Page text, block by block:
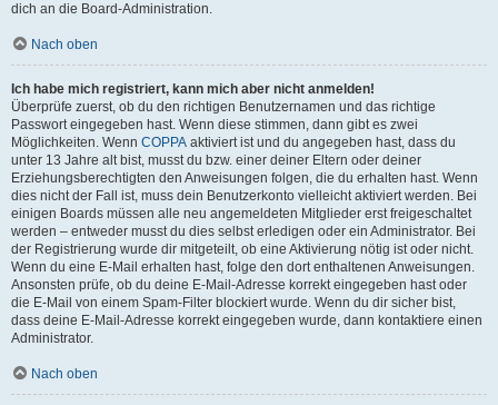
dich an die Board-Administration.
Nach oben
Ich habe mich registriert, kann mich aber nicht anmelden!
Überprüfe zuerst, ob du den richtigen Benutzernamen und das richtige
Passwort eingegeben hast. Wenn diese stimmen, dann gibt es zwei
Möglichkeiten. Wenn COPPA aktiviert ist und du angegeben hast, dass du
unter 13 Jahre alt bist, musst du bzw. einer deiner Eltern oder deiner
Erziehungsberechtigten den Anweisungen folgen, die du erhalten hast. Wenn
dies nicht der Fall ist, muss dein Benutzerkonto vielleicht aktiviert werden. Bei
einigen Boards müssen alle neu angemeldeten Mitglieder erst freigeschaltet
werden – entweder musst du dies selbst erledigen oder ein Administrator. Bei
der Registrierung wurde dir mitgeteilt, ob eine Aktivierung nötig ist oder nicht.
Wenn du eine E-Mail erhalten hast, folge den dort enthaltenen Anweisungen.
Ansonsten prüfe, ob du deine E-Mail-Adresse korrekt eingegeben hast oder
die E-Mail von einem Spam-Filter blockiert wurde. Wenn du dir sicher bist,
dass deine E-Mail-Adresse korrekt eingegeben wurde, dann kontaktiere einen
Administrator.
Nach oben